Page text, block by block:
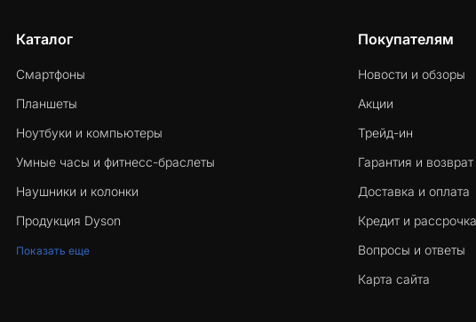
Каталог
Смартфоны
Планшеты
Ноутбуки и компьютеры
Умные часы и фитнесс-браслеты
Наушники и колонки
Продукция Dyson
Показать еще
Покупателям
Новости и обзоры
Акции
Трейд-ин
Гарантия и возврат
Доставка и оплата
Кредит и рассрочка
Вопросы и ответы
Карта сайта